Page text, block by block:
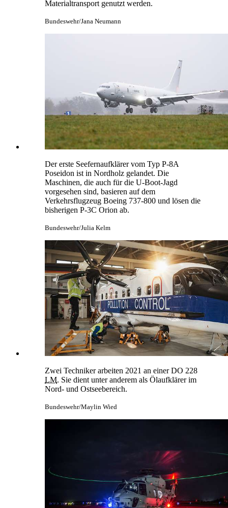
Materialtransport genutzt werden.
Bundeswehr/Jana Neumann
Der erste Seefernaufklärer vom Typ P-8A
Poseidon ist in Nordholz gelandet. Die
Maschinen, die auch für die U-Boot-Jagd
vorgesehen sind, basieren auf dem
Verkehrsflugzeug Boeing 737-800 und lösen die
bisherigen P-3C Orion ab.
Bundeswehr/Julia Kelm
Zwei Techniker arbeiten 2021 an einerDO 228
LM. Sie dient unter anderem als Ölaufklärer im
Nord- und Ostseebereich.
Bundeswehr/Maylin Wied